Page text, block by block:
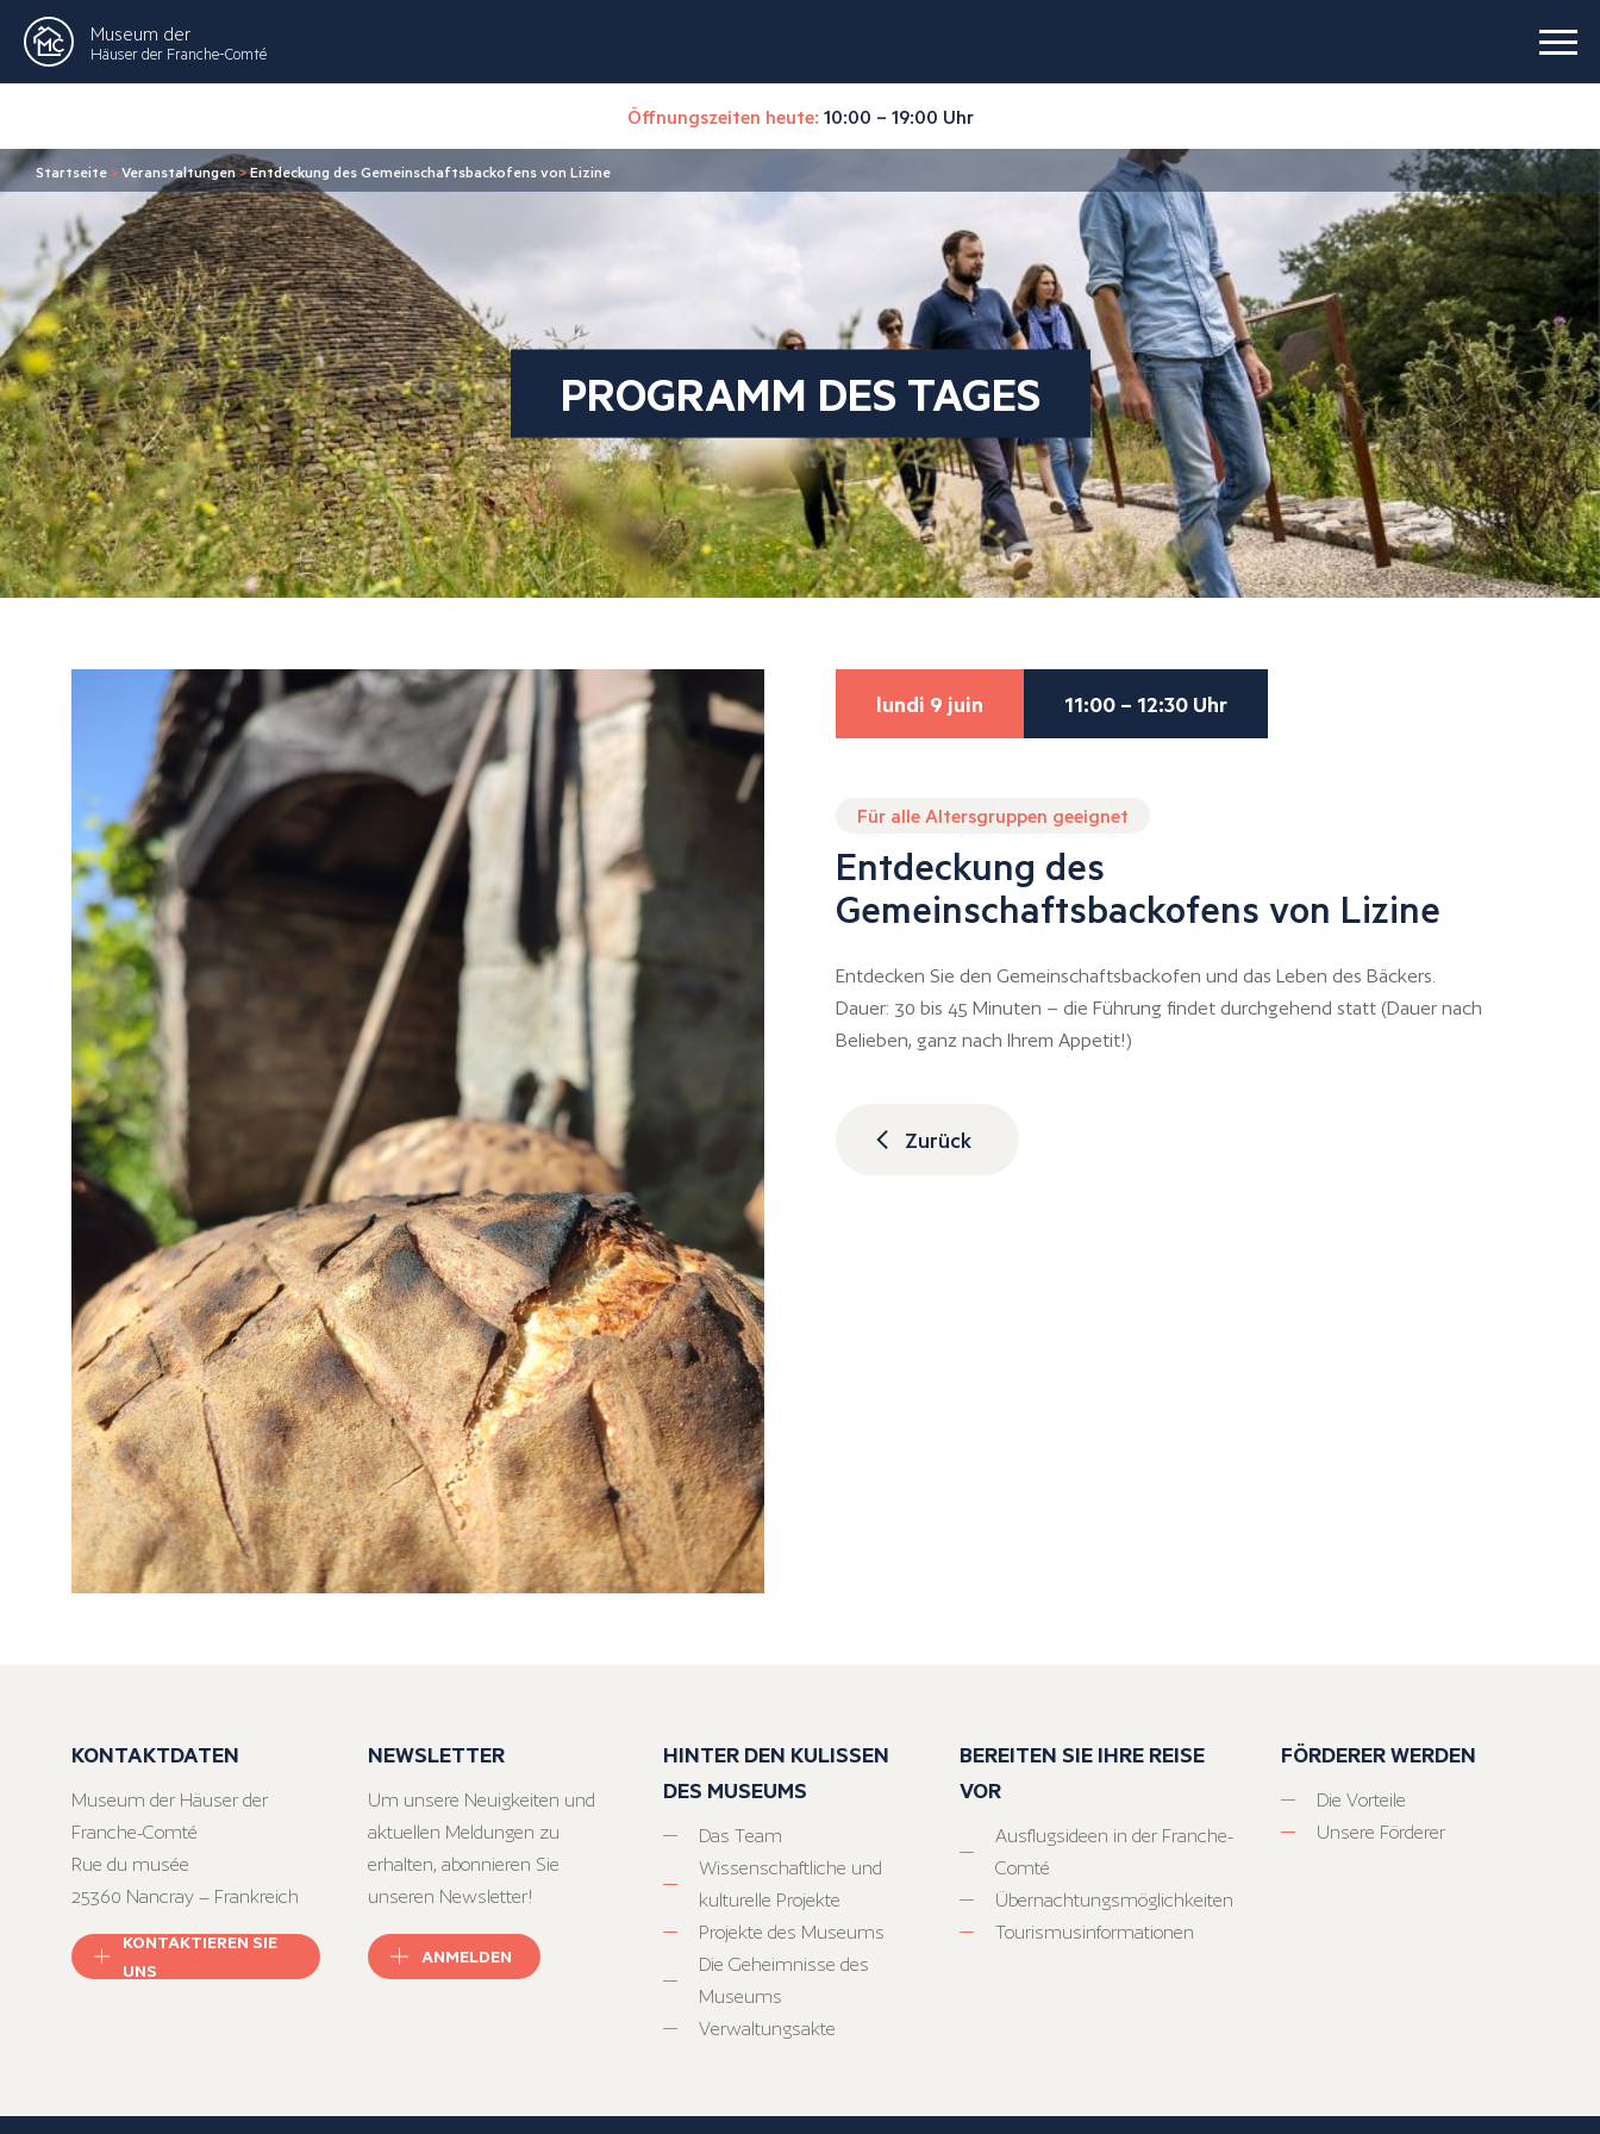
Museum der
Häuser der Franche-Comté
Öffnungszeiten heute: 10:00 – 19:00 Uhr
Startseite >Veranstaltungen>Entdeckung des Gemeinschaftsbackofens von Lizine
PROGRAMM DES TAGES
lundi 9 juin 11:00 – 12:30 Uhr
Für alle Altersgruppen geeignet
Entdeckung des
Gemeinschaftsbackofens von Lizine
Entdecken Sie den Gemeinschaftsbackofen und das Leben des Bäckers.
Dauer: 30 bis 45 Minuten – die Führung findet durchgehend statt (Dauer nach
Belieben, ganz nach Ihrem Appetit!)
Zurück
KONTAKTDATEN
Museum der Häuser der
Franche-Comté
Rue du musée
25360 Nancray – Frankreich
KONTAKTIEREN SIE
UNS
NEWSLETTER
Um unsere Neuigkeiten und
aktuellen Meldungen zu
erhalten, abonnieren Sie
unseren Newsletter!
ANMELDEN
HINTER DEN KULISSEN
DES MUSEUMS
Das Team
Wissenschaftliche und
kulturelle Projekte
Projekte des Museums
Die Geheimnisse des
Museums
Verwaltungsakte
BEREITEN SIE IHRE REISE
VOR
Ausflugsideen in der Franche-
Comté
Übernachtungsmöglichkeiten
Tourismusinformationen
FÖRDERER WERDEN
Die Vorteile
Unsere Förderer